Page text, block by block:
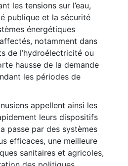
les tensions sur l’eau,
publique et la sécurité
énergétiques
notamment dans
de l’hydroélectricité ou
hausse de la demande
les périodes de
appellent ainsi les
leurs dispositifs
passe par des systèmes
efficaces, une meilleure
sanitaires et agricoles,